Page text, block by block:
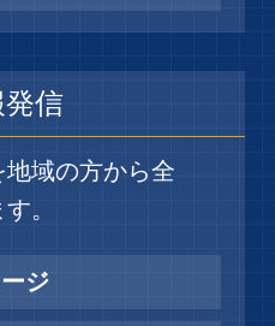
信
域の方から全
。
ジ